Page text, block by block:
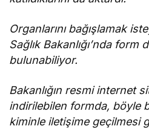
Organlarını bağışlamak
Sağlık Bakanlığı’nda form
bulunabiliyor.
Bakanlığın resmi internet
indirilebilen formda, böyle
kiminle iletişime geçilmesi